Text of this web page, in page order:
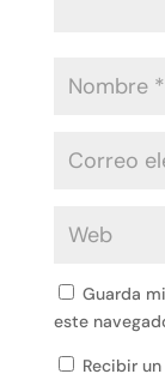
Guarda
este
Recibir